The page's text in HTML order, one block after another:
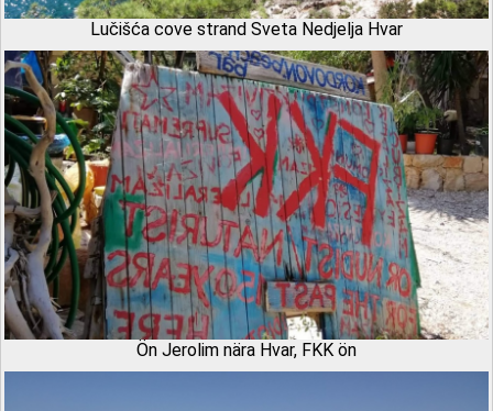
Lučišća cove strand Sveta Nedjelja Hvar
Ön Jerolim nära Hvar, FKK ön